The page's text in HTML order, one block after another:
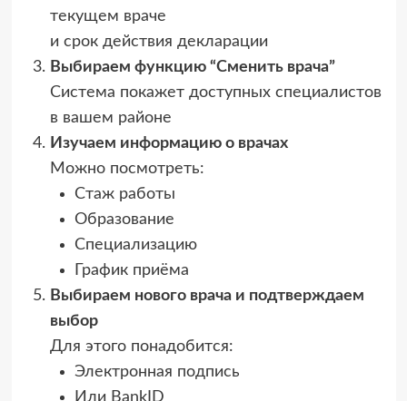
текущем враче
и срок действия декларации
Выбираем функцию “Сменить врача”
Система покажет доступных специалистов
в вашем районе
Изучаем информацию о врачах
Можно посмотреть:
Стаж работы
Образование
Специализацию
График приёма
Выбираем нового врача и подтверждаем
выбор
Для этого понадобится:
Электронная подпись
Или BankID